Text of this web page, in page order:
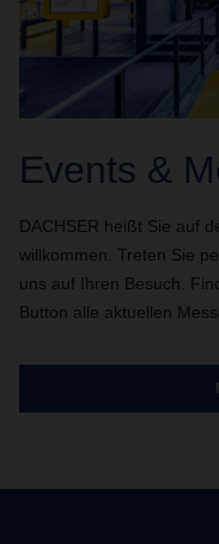
Events &
DACHSER heißt Sie auf
willkommen. Treten Sie
uns auf Ihren Besuch.
Button alle aktuellen